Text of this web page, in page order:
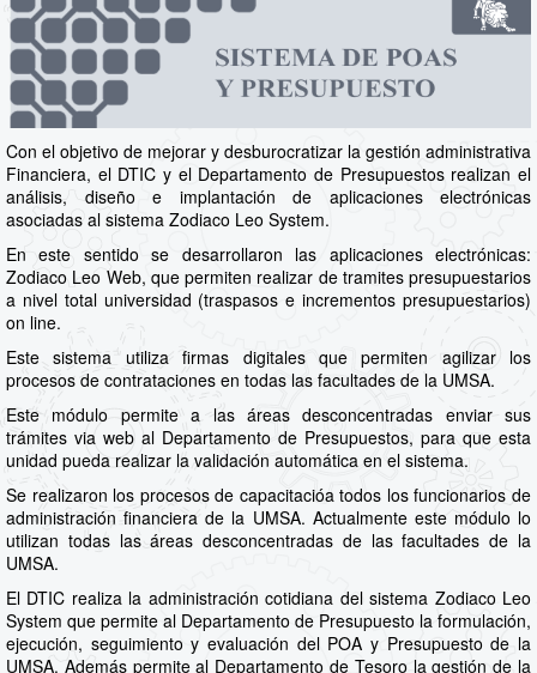
Con el objetivo de mejorar y desburocratizar la gestión administrativa
Financiera, el DTIC y el Departamento de Presupuestos realizan el
análisis, diseño e implantación de aplicaciones electrónicas
asociadas al sistema Zodiaco Leo System.
En este sentido se desarrollaron las aplicaciones electrónicas:
Zodiaco Leo Web, que permiten realizar de tramites presupuestarios
a nivel total universidad (traspasos e incrementos presupuestarios)
on line.
Este sistema utiliza firmas digitales que permiten agilizar los
procesos de contrataciones en todas las facultades de la UMSA.
Este módulo permite a las áreas desconcentradas enviar sus
trámites via web al Departamento de Presupuestos, para que esta
unidad pueda realizar la validación automática en el sistema.
Se realizaron los procesos de capacitacióa todos los funcionarios de
administración financiera de la UMSA. Actualmente este módulo lo
utilizan todas las áreas desconcentradas de las facultades de la
UMSA.
El DTIC realiza la administración cotidiana del sistema Zodiaco Leo
System que permite al Departamento de Presupuesto la formulación,
ejecución, seguimiento y evaluación del POA y Presupuesto de la
UMSA. Además permite al Departamento de Tesoro la gestión de la